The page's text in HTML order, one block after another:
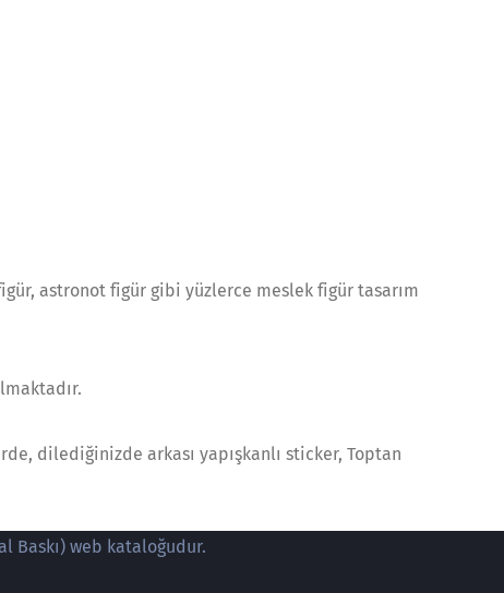
astronot figür gibi yüzlerce meslek figür tasarım
dilediğinizde arkası yapışkanlı sticker, Toptan
Baskı) web kataloğudur.